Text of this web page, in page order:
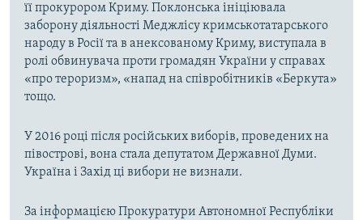
її прокурором Криму. Поклонська ініціювала
заборону діяльності Меджлісу кримськотатарського
народу в Росії та в анексованому Криму, виступала в
ролі обвинувача проти громадян України у справах
«про тероризм», «напад на співробітників «Беркута»
тощо.
У 2016 році після російських виборів, проведених на
півострові, вона стала депутатом Державної Думи.
Україна і Захід ці вибори не визнали.
За інформацією Прокуратури Автономної Республіки